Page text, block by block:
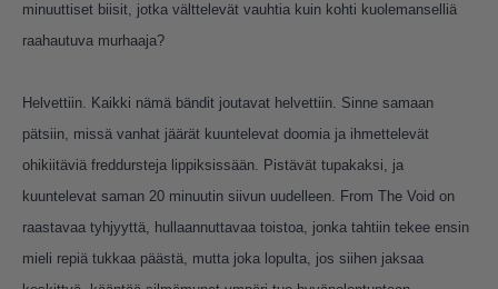
minuuttiset biisit, jotka välttelevät vauhtia kuin kohti kuolemanselliä
raahautuva murhaaja?
Helvettiin. Kaikki nämä bändit joutavat helvettiin. Sinne samaan
pätsiin, missä vanhat jäärät kuuntelevat doomia ja ihmettelevät
ohikiitäviä freddursteja lippiksissään. Pistävät tupakaksi, ja
kuuntelevat saman 20 minuutin siivun uudelleen. From The Void on
raastavaa tyhjyyttä, hullaannuttavaa toistoa, jonka tahtiin tekee ensin
mieli repiä tukkaa päästä, mutta joka lopulta, jos siihen jaksaa